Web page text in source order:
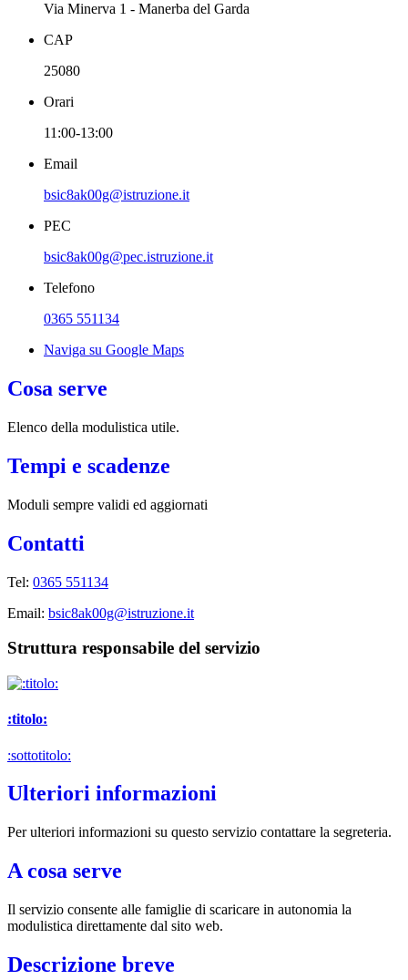
Via Minerva 1 - Manerba del Garda
CAP
25080
Orari
11:00-13:00
Email
bsic8ak00g@istruzione.it
PEC
bsic8ak00g@pec.istruzione.it
Telefono
0365 551134
Naviga su Google Maps
Cosa serve
Elenco della modulistica utile.
Tempi e scadenze
Moduli sempre validi ed aggiornati
Contatti
Tel: 0365 551134
Email: bsic8ak00g@istruzione.it
Struttura responsabile del servizio
:titolo:
:sottotitolo:
Ulteriori informazioni
Per ulteriori informazioni su questo servizio contattare la segreteria.
A cosa serve
Il servizio consente alle famiglie di scaricare in autonomia la
modulistica direttamente dal sito web.
Descrizione breve